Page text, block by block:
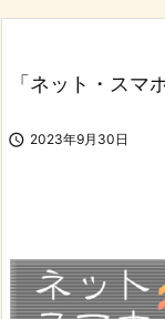
「ネット・スマ
 2023年9月30日